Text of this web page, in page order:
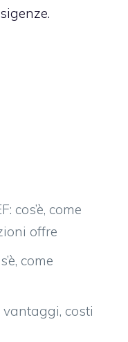
cos’è, come
offre
come
costi